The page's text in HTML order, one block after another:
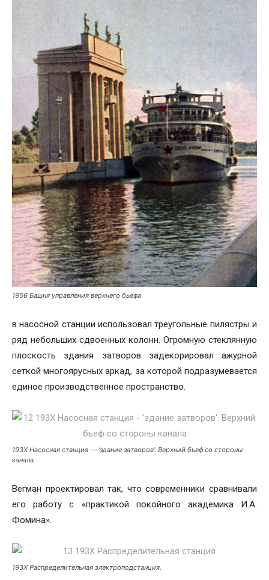
1956 Башня управления верхнего бьефа
в насосной станции использовал треугольные пилястры и
ряд небольших сдвоенных колонн. Огромную стеклянную
плоскость здания затворов задекорировал ажурной
сеткой многоярусных аркад, за которой подразумевается
единое производственное пространство.
193Х Насосная станция — ‘здание затворов’. Верхний бьеф со стороны
канала.
Вегман проектировал так, что современники сравнивали
его работу с «практикой покойного академика И.А.
Фомина».
193Х Распределительная электроподстанция.